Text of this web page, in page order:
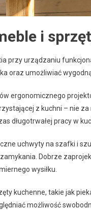
i
przy urządzaniu
oraz umożliwiać
ergonomicznego
z kuchni – nie
długotrwałej pracy w
uchwyty na szafki i
Dobrze
wysiłku.
kuchenne, takie jak
możliwość